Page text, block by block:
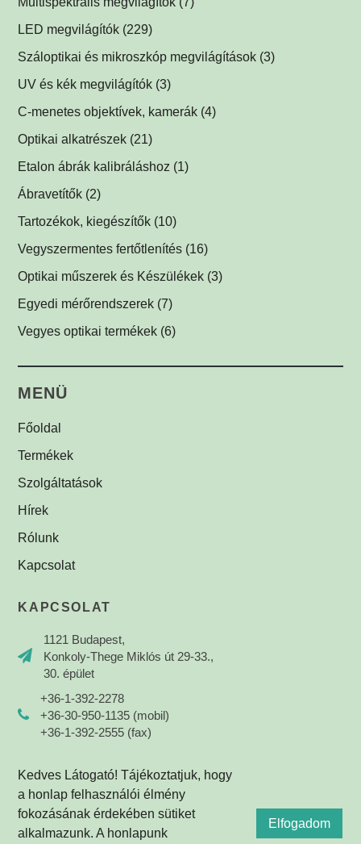
Kedves Látogató! Tájékoztatjuk, hogy
a honlap felhasználói élmény
fokozásának érdekében sütiket
alkalmazunk. A honlapunk
Elfogadom
Multispektrális dóm megvilágítók
Multispektrális háttérvilágítók
LED megvilágítók (229)
Gyűrűvilágítók
(1)
Súrlófények
Égboltvilágítók
(1)
Koaxiális világítók
(2)
Háttérvilágítók
(5)
SPOT megvilágítók
SPOT vetítők
Mátrix megvilágítók
(2)
Csíkvetítők
Egyedi megvilágítók
(2)
Száloptikai és mikroszkóp megvilágítások (3)
UV és kék megvilágítók (3)
UV és kék megvilágítások fluoreszcens alkalmazáshoz
C-menetes objektívek, kamerák (4)
Optikai alkatrészek (21)
Műszerüvegek
(1)
Optikai tükrök, prizmák
Lencsék
(1)
Optikai szűrők
(5)
Védőüvegek
Etalon ábrák kalibráláshoz (1)
Ábravetítők (2)
Tartozékok, kiegészítők (10)
LED tápegységek
(1)
Kábelek
(1)
C-menetes közdarabok
(1)
Egyéb menetes adapterek (1)
Vegyszermentes fertőtlenítés (16)
Vírusölő és baktériumölő réz fólia
(12)
UV-C légfertőtlenítő
(3)
Optikai műszerek és Készülékek (3)
Egyedi mérőrendszerek (7)
Vegyes optikai termékek (6)
MENÜ
Főoldal
Termékek
Szolgáltatások
Hírek
Rólunk
Kapcsolat
KAPCSOLAT
1121 Budapest,
Konkoly-Thege Miklós út 29-33.,
30. épület
+36-1-392-2278
+36-30-950-1135 (mobil)
+36-1-392-2555 (fax)